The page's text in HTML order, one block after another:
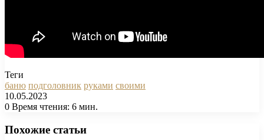
Теги
баню подголовник руками своими
10.05.2023
0 Время чтения: 6 мин.
Похожие статьи